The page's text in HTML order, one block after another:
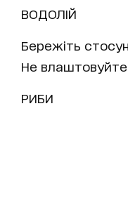
ВОДОЛІЙ
Бережіть
Не влаштовуйте
РИБИ